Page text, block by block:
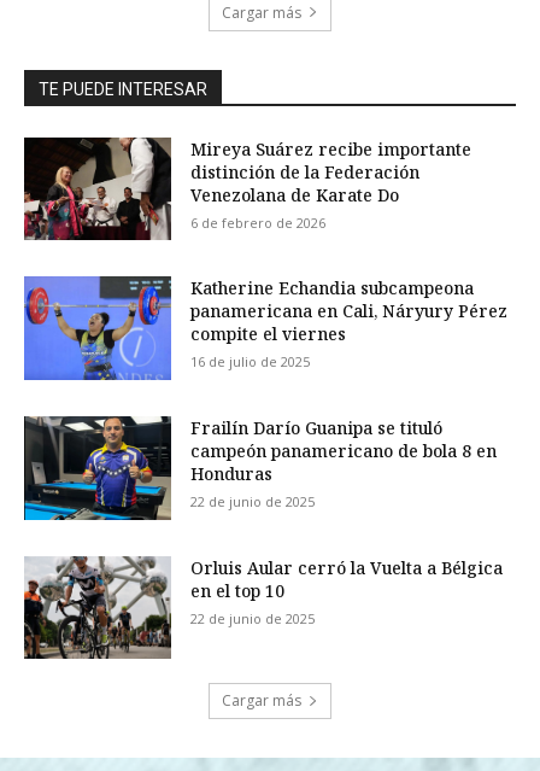
Cargar más
TE PUEDE INTERESAR
Mireya Suárez recibe importante
distinción de la Federación
Venezolana de Karate Do
6 de febrero de 2026
Katherine Echandia subcampeona
panamericana en Cali, Náryury Pérez
compite el viernes
16 de julio de 2025
Frailín Darío Guanipa se tituló
campeón panamericano de bola 8 en
Honduras
22 de junio de 2025
Orluis Aular cerró la Vuelta a Bélgica
en el top 10
22 de junio de 2025
Cargar más